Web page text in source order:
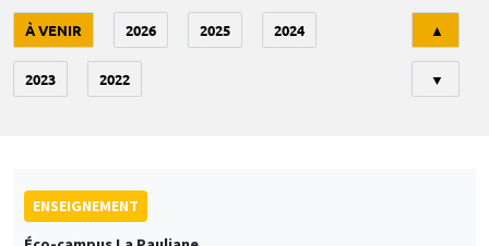
À VENIR 2026 2025 2024
2023 2022
▲
▼
ENSEIGNEMENT